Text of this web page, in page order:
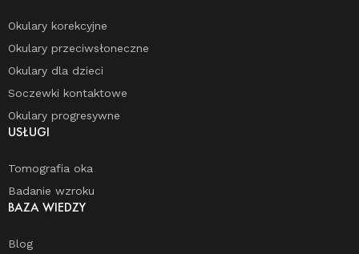
Okulary korekcyjne
Okulary przeciwsłoneczne
Okulary dla dzieci
Soczewki kontaktowe
Okulary progresywne
USŁUGI
Tomografia oka
Badanie wzroku
BAZA WIEDZY
Blog